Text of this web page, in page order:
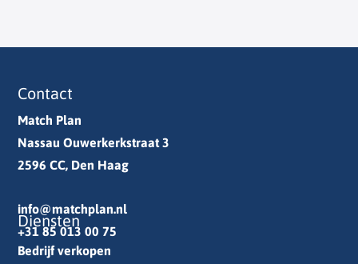
Contact
Match Plan
Nassau Ouwerkerkstraat 3
2596 CC, Den Haag
info@matchplan.nl
+31 85 013 00 75
Diensten
Bedrijf verkopen